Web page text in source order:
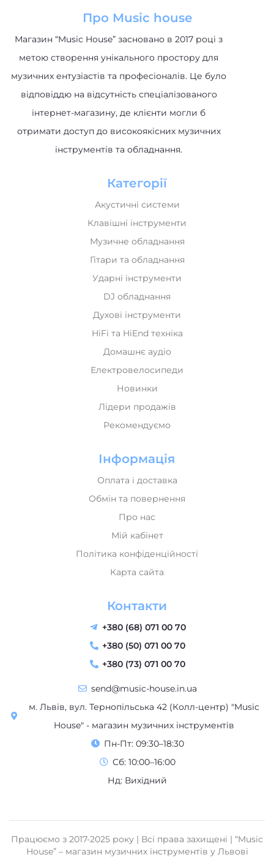
Магазин “Music House” засновано в 2017 році з
метою створення унікального простору для
музичних ентузіастів та професіоналів. Це було
відповіддю на відсутність спеціалізованого
інтернет-магазину, де клієнти могли б
отримати доступ до високоякісних музичних
інструментів та обладнання.
Акустичні системи
Клавішні інструменти
Музичне обладнання
Гітари та обладнання
Ударні інструменти
DJ обладнання
Духові інструменти
HiFi та HiEnd техніка
Домашнє аудіо
Електровелосипеди
Новинки
Лідери продажів
Рекомендуємо
Оплата і доставка
Обмін та повернення
Про нас
Мій кабінет
Політика конфіденційності
Карта сайта
+380 (68) 071 00 70
+380 (50) 071 00 70
+380 (73) 071 00 70
send@music-house.in.ua
м. Львів, вул. Тернопільська 42 (Колл-центр) "Music
House" - магазин музичних інструментів
Пн-Пт: 09:30–18:30
Сб: 10:00–16:00
Нд: Вихідний
Працюємо з 2017-2025 року | Всі права захищені | “Music
House” – магазин музичних інструментів у Львові